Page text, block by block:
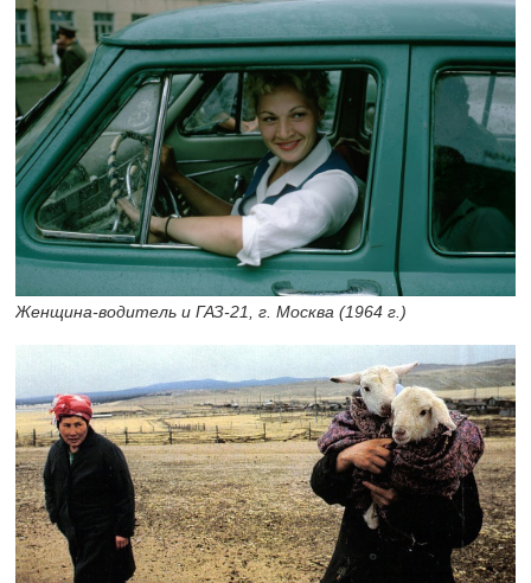
Женщина-водитель и ГАЗ-21, г. Москва (1964 г.)